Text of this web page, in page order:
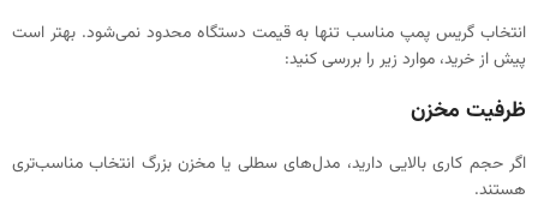
انتخاب گریس پمپ مناسب تنها به قیمت دستگاه محدود نمی‌شود. بهتر است
پیش از خرید، موارد زیر را بررسی کنید:
ظرفیت مخزن
اگر حجم کاری بالایی دارید، مدل‌های سطلی یا مخزن بزرگ انتخاب مناسب‌تری
هستند.